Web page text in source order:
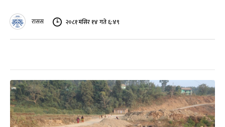
रासस २०८१ मंसिर १४ गते ६:४९